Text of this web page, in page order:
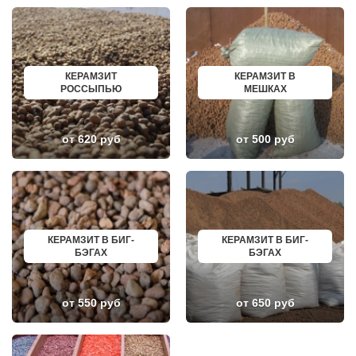
НАХАБИНО
НЕКРАСОВКА
НЕКРАСОВСКИЙ
НЕМЧИНОВКА
НИЖНЕЕ ВАЛУЕВО
НОВИНКИ
НОВОБРАТЦЕВСКИЙ
НОВОИВАНОВСКОЕ
НОВОПЕТРОВСКОЕ
НОВОПОДРЕЗКОВО
НОВОСИНЬКОВО
НОГИНСК
ОБОЛЕНСК
ОБУХОВО
ОДИНЦОВО
ОЖЕРЕЛЬЕ
ОКТЯБРЬСКИЙ
ОПАЛИХА
ОРЕХОВО-ЗУЕВО
ОСТРОВЦЫ
ПАВЛОВСКАЯ СЛОБОДА
ПАВЛОВСКИЙ ПОСАД
ПЕНИНО
ПЕРВОМАЙСКОЕ
ПЕРЕСВЕТ
ПЕСКИ
ПИРОГОВСКИЙ
ПОВАРОВО
ГУСЬ ХРУСТАЛЬНЫЙ
АБИНСК
ПЕРЕВОЗ
ИСКИТИМ
СЫСЕРТЬ
КЫЗЫЛ
МИХАЙЛОВКА
АКСАЙ
ПЕРЕСЛАВЛЬ ЗАЛЕССКИЙ
ЖУКОВ
КУРЧАТОВ
УГЛИЧ
ШЕБЕКИНО
БЕЛОВО
СОКОЛ
ОЗЕРСК
ОКТЯБРЬСК
КИМРЫ
КОТЛАС
УСТЬ ИЛИМСК
ШАДРИНСК
МИЧУРИНСК
ВЯЗНИКИ
КЕРАМЗИТ
РОССЫПЬЮ
от 620 руб
КЕРАМЗИТ В
МЕШКАХ
от 500 руб
КЕРАМЗИТ В БИГ-
БЭГАХ
от 550 руб
КЕРАМЗИТ В БИГ-
БЭГАХ
от 650 руб